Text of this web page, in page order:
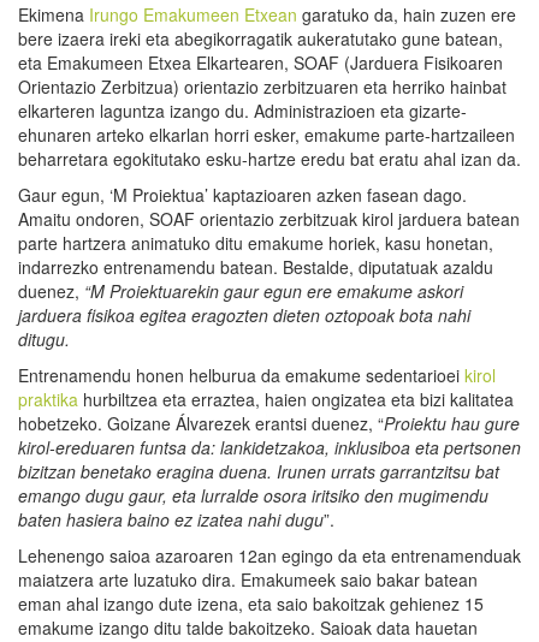
Ekimena Irungo Emakumeen Etxean garatuko da, hain zuzen ere
bere izaera ireki eta abegikorragatik aukeratutako gune batean,
eta Emakumeen Etxea Elkartearen, SOAF (Jarduera Fisikoaren
Orientazio Zerbitzua) orientazio zerbitzuaren eta herriko hainbat
elkarteren laguntza izango du. Administrazioen eta gizarte-
ehunaren arteko elkarlan horri esker, emakume parte-hartzaileen
beharretara egokitutako esku-hartze eredu bat eratu ahal izan da.
Gaur egun, ‘M Proiektua’ kaptazioaren azken fasean dago.
Amaitu ondoren, SOAF orientazio zerbitzuak kirol jarduera batean
parte hartzera animatuko ditu emakume horiek, kasu honetan,
indarrezko entrenamendu batean. Bestalde, diputatuak azaldu
duenez, “M Proiektuarekin gaur egun ere emakume askori
jarduera fisikoa egitea eragozten dieten oztopoak bota nahi
ditugu.
Entrenamendu honen helburua da emakume sedentarioei kirol
praktika hurbiltzea eta erraztea, haien ongizatea eta bizi kalitatea
hobetzeko. Goizane Álvarezek erantsi duenez, “Proiektu hau gure
kirol-ereduaren funtsa da: lankidetzakoa, inklusiboa eta pertsonen
bizitzan benetako eragina duena. Irunen urrats garrantzitsu bat
emango dugu gaur, eta lurralde osora iritsiko den mugimendu
baten hasiera baino ez izatea nahi dugu”.
Lehenengo saioa azaroaren 12an egingo da eta entrenamenduak
maiatzera arte luzatuko dira. Emakumeek saio bakar batean
eman ahal izango dute izena, eta saio bakoitzak gehienez 15
emakume izango ditu talde bakoitzeko. Saioak data hauetan